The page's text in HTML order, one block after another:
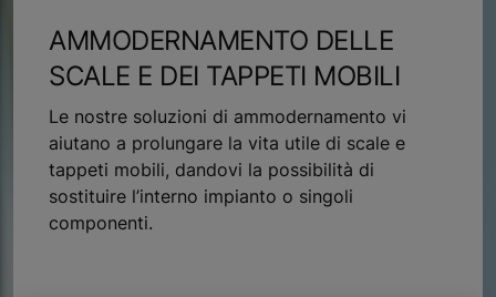
AMMODERNAMENTO DELLE
SCALE E DEI TAPPETI MOBILI
Le nostre soluzioni di ammodernamento vi
aiutano a prolungare la vita utile di scale e
tappeti mobili, dandovi la possibilità di
sostituire l’interno impianto o singoli
componenti.